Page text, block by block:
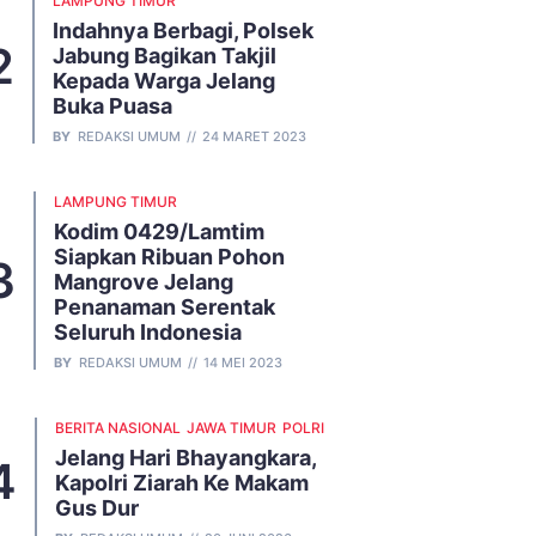
Indahnya Berbagi, Polsek
Jabung Bagikan Takjil
Kepada Warga Jelang
Buka Puasa
BY REDAKSI UMUM 24 MARET 2023
LAMPUNG TIMUR
Kodim 0429/Lamtim
Siapkan Ribuan Pohon
Mangrove Jelang
Penanaman Serentak
Seluruh Indonesia
BY REDAKSI UMUM 14 MEI 2023
BERITA NASIONAL JAWA TIMUR POLRI
Jelang Hari Bhayangkara,
Kapolri Ziarah Ke Makam
Gus Dur